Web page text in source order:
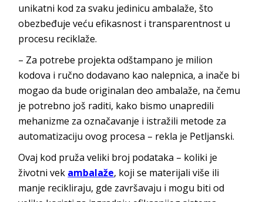
unikatni kod za svaku jedinicu ambalaže, što
obezbeđuje veću efikasnost i transparentnost u
procesu reciklaže.
– Za potrebe projekta odštampano je milion
kodova i ručno dodavano kao nalepnica, a inače bi
mogao da bude originalan deo ambalaže, na čemu
je potrebno još raditi, kako bismo unapredili
mehanizme za označavanje i istražili metode za
automatizaciju ovog procesa – rekla je Petljanski.
Ovaj kod pruža veliki broj podataka – koliki je
životni vek ambalaže, koji se materijali više ili
manje recikliraju, gde završavaju i mogu biti od